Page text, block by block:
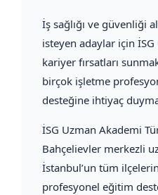
İş sağlığı ve güvenliği
isteyen adaylar için
kariyer fırsatları
birçok işletme
desteğine ihtiyaç
İSG Uzman Akademi
Bahçelievler merkezli
İstanbul’un tüm
profesyonel eğitim